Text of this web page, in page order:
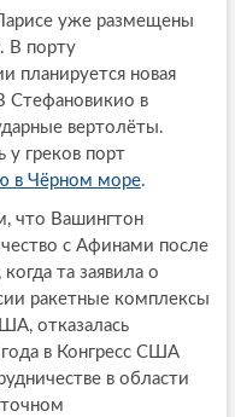
уже размещены
. В порту
планируется новая
Стефановикио в
вертолёты.
греков порт
в Чёрном море.
что Вашингтон
с Афинами после
та заявила о
ракетные комплексы
отказалась
в Конгресс США
в области